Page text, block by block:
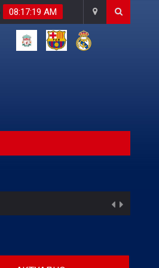
08:17:21 AM